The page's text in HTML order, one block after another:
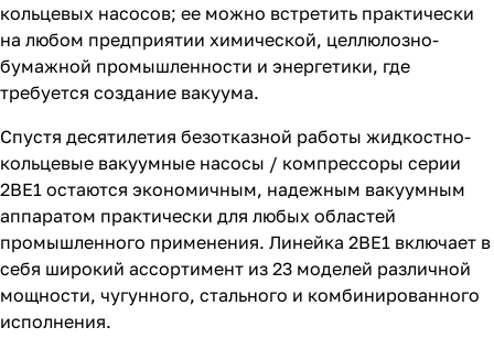
кольцевых насосов; ее можно встретить практически
на любом предприятии химической, целлюлозно-
бумажной промышленности и энергетики, где
требуется создание вакуума.
Спустя десятилетия безотказной работы жидкостно-
кольцевые вакуумные насосы / компрессоры серии
2BE1 остаются экономичным, надежным вакуумным
аппаратом практически для любых областей
промышленного применения. Линейка 2BE1 включает в
себя широкий ассортимент из 23 моделей различной
мощности, чугунного, стального и комбинированного
исполнения.